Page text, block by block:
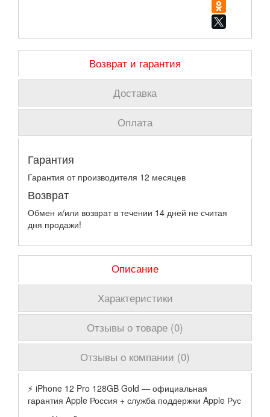
Возврат и гарантия
Доставка
Оплата
Гарантия
Гарантия от производителя 12 месяцев
Возврат
Обмен и/или возврат в течении 14 дней не считая
дня продажи!
Описание
Характеристики
Отзывы о товаре (0)
Отзывы о компании (0)
⚡️ iPhone 12 Pro 128GB Gold — официальная
гарантия Apple Россия + служба поддержки Apple Рус